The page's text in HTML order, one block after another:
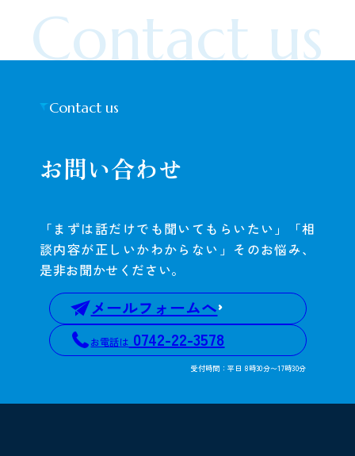
Contact us
お問い合わせ
Contact us
「まずは話だけでも聞いてもらいたい」「相
談内容が正しいかわからない」そのお悩み、
是非お聞かせください。
メールフォームへ
お電話は 0742-22-3578
受付時間：平日 8時30分〜17時30分